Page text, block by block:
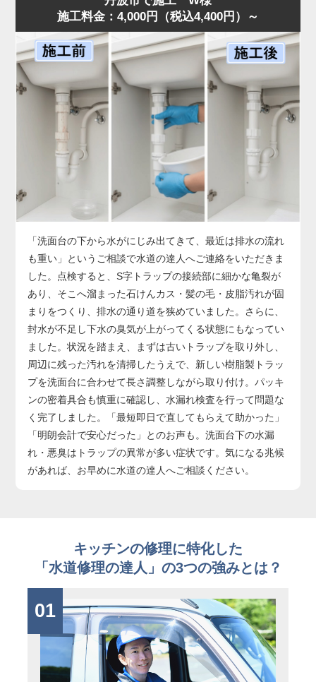
店舗では油の使用量が多いため、排水桝が短期間で満杯に
なることがあります。状況に合わせ、汚泥吸引と高圧洗浄
を連続作業で行い、油脂層を完全除去。作業後は排水も正
常化し、「明朗会計で助かった」とのお声をいただきまし
た。桝のあふれは営業停止につながる深刻なサイン。兆候
があれば早めに水道の達人へご相談ください。
施工料金：4,000円（税込4,400円）～
「洗面台の下から水がにじみ出てきて、最近は排水の流れ
も重い」というご相談で水道の達人へご連絡をいただきま
した。点検すると、S字トラップの接続部に細かな亀裂が
あり、そこへ溜まった石けんカス・髪の毛・皮脂汚れが固
まりをつくり、排水の通り道を狭めていました。さらに、
封水が不足し下水の臭気が上がってくる状態にもなってい
ました。状況を踏まえ、まずは古いトラップを取り外し、
周辺に残った汚れを清掃したうえで、新しい樹脂製トラッ
プを洗面台に合わせて長さ調整しながら取り付け。パッキ
ンの密着具合も慎重に確認し、水漏れ検査を行って問題な
く完了しました。「最短即日で直してもらえて助かった」
「明朗会計で安心だった」とのお声も。洗面台下の水漏
れ・悪臭はトラップの異常が多い症状です。気になる兆候
があれば、お早めに水道の達人へご相談ください。
キッチンの修理に特化した
「水道修理の達人」の3つの強みとは？
01